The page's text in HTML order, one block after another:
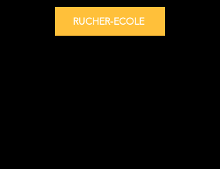
RUCHER-ECOLE